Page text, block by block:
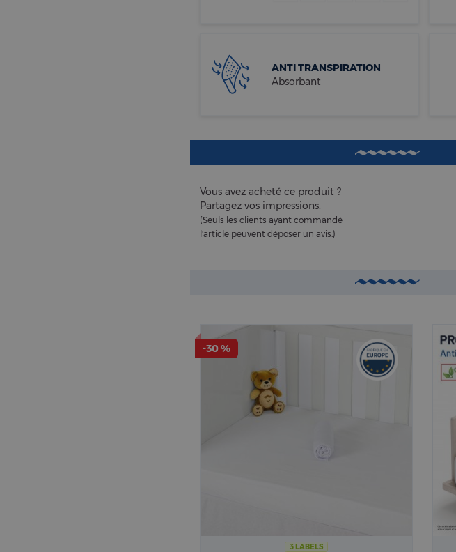
ANTI TRANSPIRATION
Absorbant
Vous avez acheté ce produit ?
Partagez vos impressions.
(Seuls les clients ayant commandé
l'article peuvent déposer un avis.)
-30 %
3 LABELS